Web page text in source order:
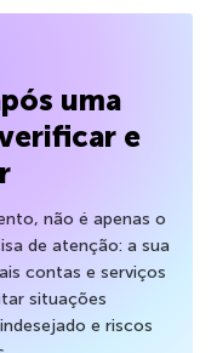
uma
e
não é apenas o
de atenção: a sua
contas e serviços
situações
e riscos